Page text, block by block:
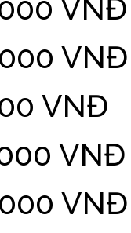
VNĐ
VNĐ
VNĐ
VNĐ
VNĐ